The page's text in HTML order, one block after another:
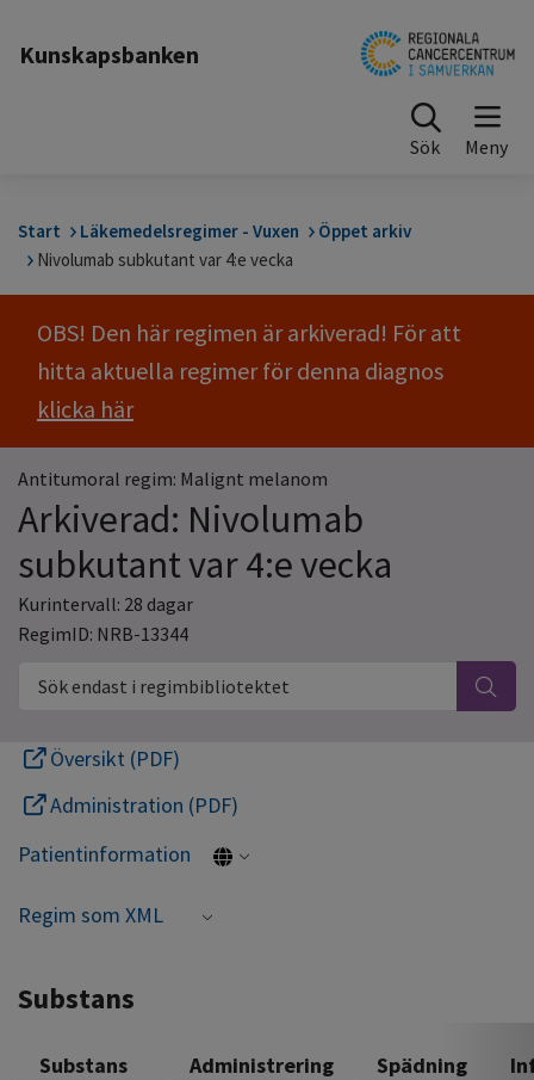
Kunskapsbanken
Sök
Start Läkemedelsregimer - Vuxen
Öppet arkiv
Nivolumab subkutant var 4:e vecka
OBS! Den här regimen är arkiverad! För att
hitta aktuella regimer för denna diagnos
klicka här
Antitumoral regim: Malignt melanom
Arkiverad: Nivolumab
subkutant var 4:e vecka
Kurintervall: 28 dagar
RegimID: NRB-13344
Sök endast i regimbibliotektet
Översikt (PDF)
Administration (PDF)
Patientinformation
Regim som XML
Substans
Substans Administrering Spädning